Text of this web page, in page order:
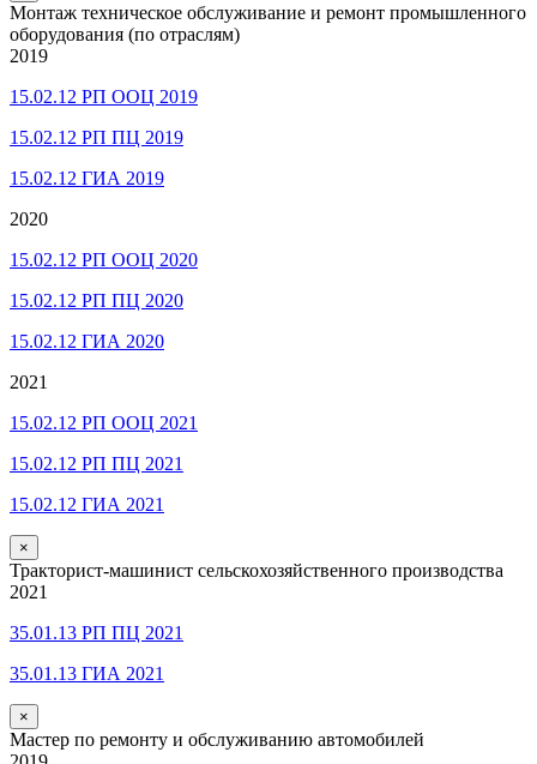
Монтаж техническое обслуживание и ремонт промышленного
оборудования (по отраслям)
2019
15.02.12 РП ООЦ 2019
15.02.12 РП ПЦ 2019
15.02.12 ГИА 2019
2020
15.02.12 РП ООЦ 2020
15.02.12 РП ПЦ 2020
15.02.12 ГИА 2020
2021
15.02.12 РП ООЦ 2021
15.02.12 РП ПЦ 2021
15.02.12 ГИА 2021
×
Тракторист-машинист сельскохозяйственного производства
2021
35.01.13 РП ПЦ 2021
35.01.13 ГИА 2021
×
Мастер по ремонту и обслуживанию автомобилей